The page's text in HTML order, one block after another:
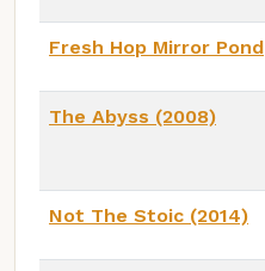
Fresh Hop Mirror Pond
The Abyss (2008)
Not The Stoic (2014)